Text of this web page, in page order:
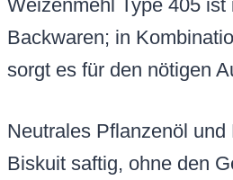
Weizenmehl Type 405 ist
Backwaren; in
sorgt es für den nötigen
Neutrales Pflanzenöl
Biskuit saftig, ohne den